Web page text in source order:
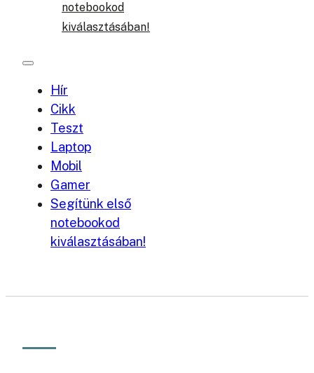
notebookod
kiválasztásában!
Hír
Cikk
Teszt
Laptop
Mobil
Gamer
Segítünk első
notebookod
kiválasztásában!